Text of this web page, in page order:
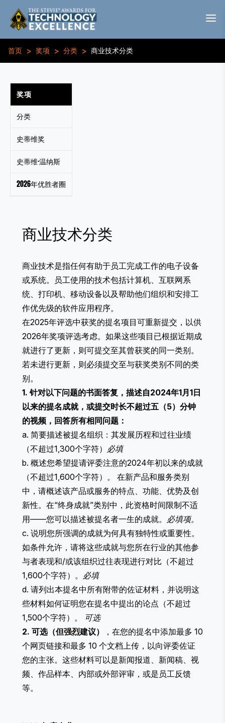
首页 > 奖项 > 分类 > 商业技术分类
奖项
分类
史蒂维奖
史蒂维·温纳斯
2026年优胜者圈
商业技术分类
商业技术是指任何有助于员工完成工作的电子设备
或系统。员工使用的技术包括计算机、互联网系
统、打印机、移动设备以及帮助他们组织和安排工
作优先级的软件应用程序。
在2025年评选中获奖的提名项目可重新提交，以供
2026年奖项评选考虑。如果这些项目已根据近期成
就进行了更新，则可提交至其曾获奖的同一类别。
若未进行更新，则必须提交至与获奖类别不同的类
别。
1. 针对以下问题的书面答复，描述自2024年1月1日
以来的提名成就，或提交时长不超过五（5）分钟
的视频，回答所有相同问题：
a. 简要描述被提名组织：其发展历程和过往业绩
（不超过1,300个字符） 必填
b. 概述您希望提请评委注意的2024年初以来的成就
（不超过1,600个字符）。 ​​在新产品和服务类别
中，请概述该产品或服务的特点、功能、优势及创
新性。在“终身成就”类别中，此资格时间限制不适
用——您可以描述被提名者一生的成就。 必填项。
c. 说明您所强调的成就为何具有独特性或重要性。
如条件允许，请将这些成就与您所在行业的其他参
与者表现和/或该组织过往表现进行对比（不超过
1,600个字符）。 必填
d. 请列出本提名中所有附带的佐证材料，并说明这
些材料如何证明您在提名中提出的论点（不超过
1,500个字符）。
可选
2. 可选（但强烈建议）
，在您的提名中添加最多 10
个网页链接和最多 10 个文档上传，以向评委佐证
您的主张。这些材料可以是新闻报道、新闻稿、视
频、作品样本、内部或外部评审，或是员工反馈
等。